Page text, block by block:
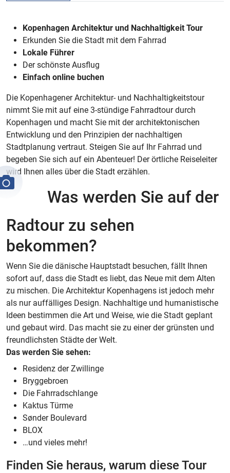
Kopenhagen Architektur und Nachhaltigkeit Tour
Erkunden Sie die Stadt mit dem Fahrrad
Lokale Führer
Der schönste Ausflug
Einfach online buchen
Die Kopenhagener Architektur- und Nachhaltigkeitstour
nimmt Sie mit auf eine 3-stündige Fahrradtour durch
Kopenhagen und macht Sie mit der architektonischen
Entwicklung und den Prinzipien der nachhaltigen
Stadtplanung vertraut. Steigen Sie auf Ihr Fahrrad und
begeben Sie sich auf ein Abenteuer! Der örtliche Reiseleiter
wird Ihnen alles über die Stadt erzählen.
Was werden Sie auf der
Radtour zu sehen
bekommen?
Wenn Sie die dänische Hauptstadt besuchen, fällt Ihnen
sofort auf, dass die Stadt es liebt, das Neue mit dem Alten
zu mischen. Die Architektur Kopenhagens ist jedoch mehr
als nur auffälliges Design. Nachhaltige und humanistische
Ideen bestimmen die Art und Weise, wie die Stadt geplant
und gebaut wird. Das macht sie zu einer der grünsten und
freundlichsten Städte der Welt.
Das werden Sie sehen:
Residenz der Zwillinge
Bryggebroen
Die Fahrradschlange
Kaktus Türme
Sønder Boulevard
BLOX
…und vieles mehr!
Finden Sie heraus, warum diese Tour